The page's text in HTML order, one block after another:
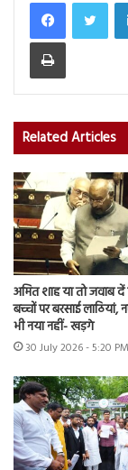
Print
Related Articles
अमित शाह या तो जवाब
बच्चों पर बरसाई
भी नया नहीं- खड़गे
30 July 2026 - 5:20 PM